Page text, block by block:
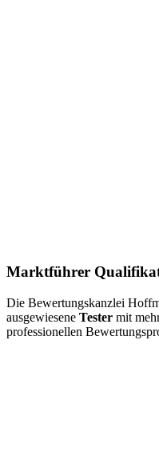
Marktführer
Die Bewertungskanzlei
ausgewiesene Tester mit
professionellen